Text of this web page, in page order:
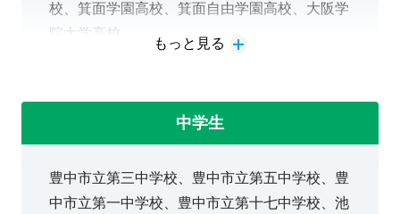
校、箕面学園高校、箕面自由学園高校、大阪学
院大学高校
面接対策や志望理由書添削もいたしますのでお
もっと見る
中学生
豊中市立第三中学校、豊中市立第五中学校、豊
中市立第一中学校、豊中市立第十七中学校、池